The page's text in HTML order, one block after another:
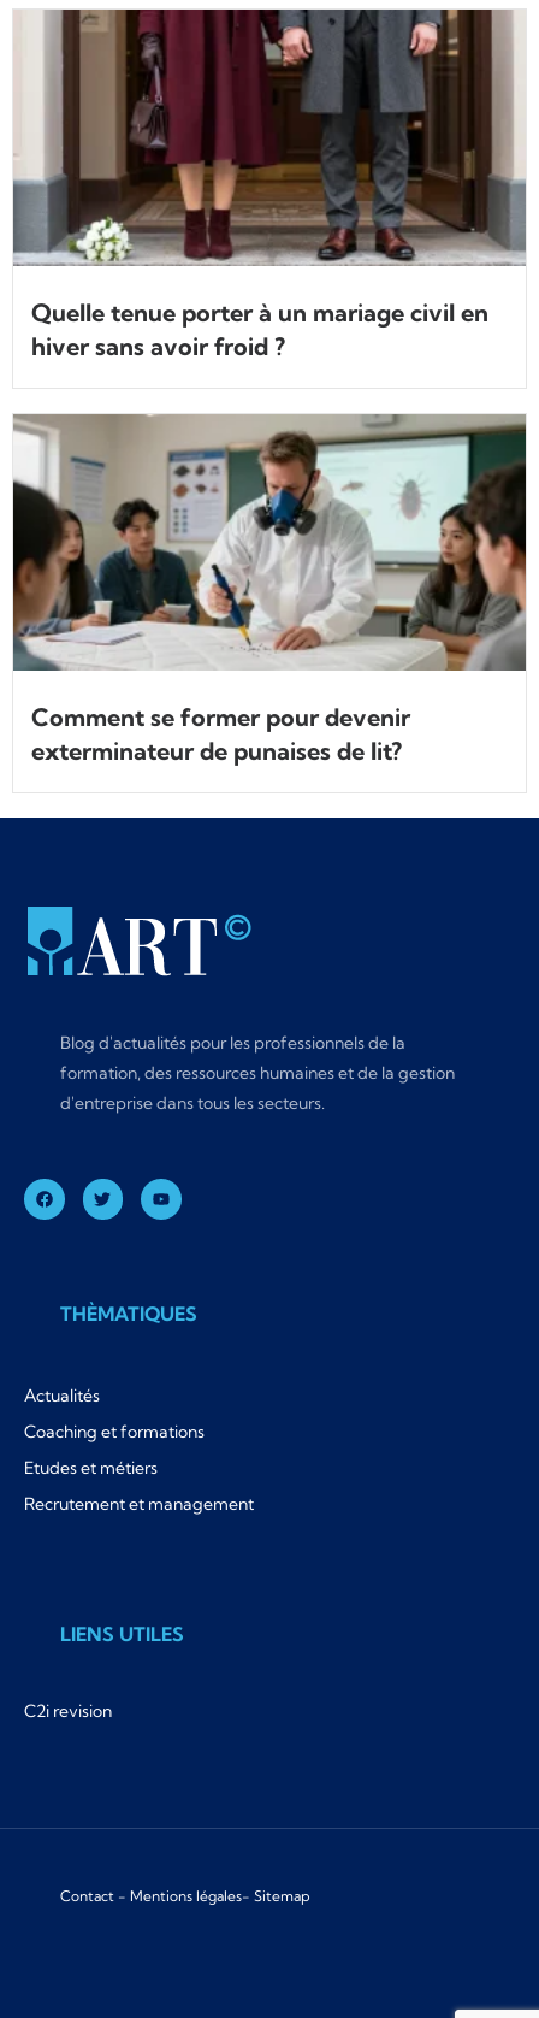
Quelle tenue porter à un mariage civil en
hiver sans avoir froid ?
Comment se former pour devenir
exterminateur de punaises de lit?
Blog d'actualités pour les professionnels de la
formation, des ressources humaines et de la gestion
d'entreprise dans tous les secteurs.
THÈMATIQUES
Actualités
Coaching et formations
Etudes et métiers
Recrutement et management
LIENS UTILES
C2i revision
Contact - Mentions légales- Sitemap